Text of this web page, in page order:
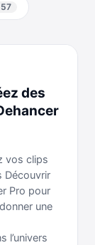
57
des
vos clips
Découvrir
Pro pour
une
l’univers